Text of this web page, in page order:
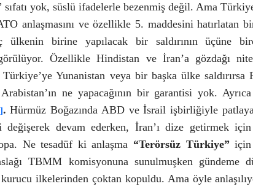
yok, süslü ifadelerle bezenmiş değil. Ama
anlaşmasını ve özellikle 5. maddesini hatırlatan
birine yapılacak bir saldırının üçüne
Özellikle Hindistan ve İran’a gözdağı
Yunanistan veya bir başka ülke saldırırsa
ne yapacağının bir garantisi yok. Ayrıca
. Hürmüz Boğazında ABD ve İsrail işbirliğiyle
değişerek devam ederken, İran’ı dize getirmek için
Ne tesadüf ki anlaşma “Terörsüz Türkiye”için
TBMM komisyonuna sunulmuşken gündeme
ilkelerinden çoktan kopuldu. Ama öyle